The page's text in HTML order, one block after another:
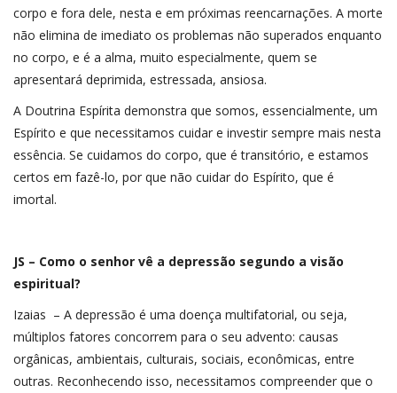
corpo e fora dele, nesta e em próximas reencarnações. A morte
não elimina de imediato os problemas não superados enquanto
no corpo, e é a alma, muito especialmente, quem se
apresentará deprimida, estressada, ansiosa.
A Doutrina Espírita demonstra que somos, essencialmente, um
Espírito e que necessitamos cuidar e investir sempre mais nesta
essência. Se cuidamos do corpo, que é transitório, e estamos
certos em fazê-lo, por que não cuidar do Espírito, que é
imortal.
JS – Como o senhor vê a depressão segundo a visão
espiritual?
Izaias – A depressão é uma doença multifatorial, ou seja,
múltiplos fatores concorrem para o seu advento: causas
orgânicas, ambientais, culturais, sociais, econômicas, entre
outras. Reconhecendo isso, necessitamos compreender que o